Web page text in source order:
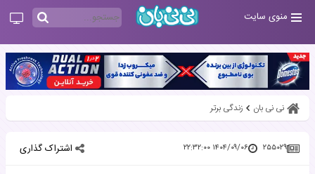
منوی سایت
نی نی بان زندگی برتر
۲۵۵۰۲۹ ۱۴۰۴/۰۹/۰۶ ۲۲:۳۲:۰۰ اشتراک گذاری